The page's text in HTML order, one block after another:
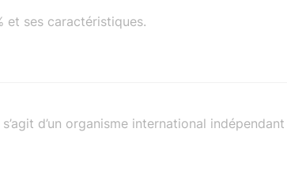
et ses caractéristiques.
s’agit d’un organisme international